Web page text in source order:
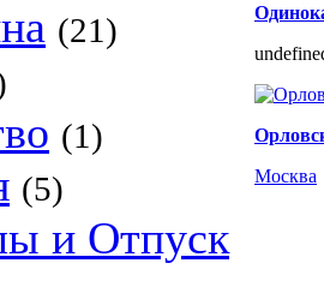
(21)
(1)
(5)
и Отпуск
Москва